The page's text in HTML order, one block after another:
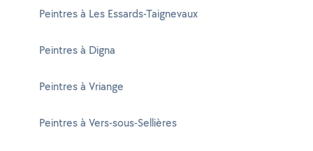
Peintres à Les Essards-Taignevaux
Peintres à Digna
Peintres à Vriange
Peintres à Vers-sous-Sellières